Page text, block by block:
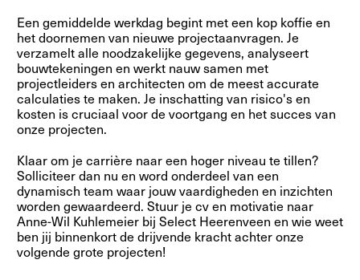
Een gemiddelde werkdag begint met een kop koffie en
het doornemen van nieuwe projectaanvragen. Je
verzamelt alle noodzakelijke gegevens, analyseert
bouwtekeningen en werkt nauw samen met
projectleiders en architecten om de meest accurate
calculaties te maken. Je inschatting van risico's en
kosten is cruciaal voor de voortgang en het succes van
onze projecten.
Klaar om je carrière naar een hoger niveau te tillen?
Solliciteer dan nu en word onderdeel van een
dynamisch team waar jouw vaardigheden en inzichten
worden gewaardeerd. Stuur je cv en motivatie naar
Anne-Wil Kuhlemeier bij Select Heerenveen en wie weet
ben jij binnenkort de drijvende kracht achter onze
volgende grote projecten!